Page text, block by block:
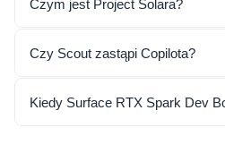
Czym jest Project Solara?
Czy Scout zastąpi Copilota?
Kiedy Surface RTX Spark Dev